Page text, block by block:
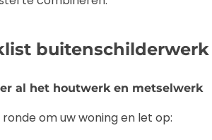
al het houtwerk en metselwerk
ronde om uw woning en let op: